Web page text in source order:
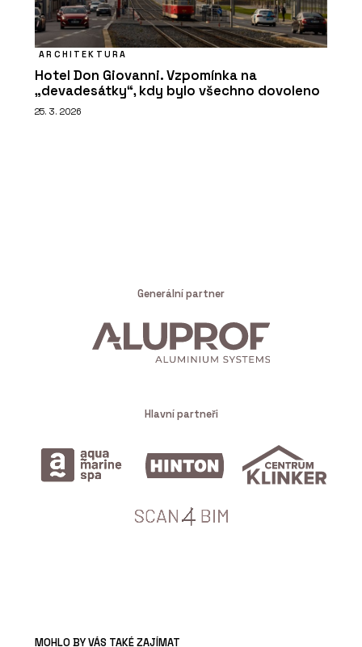
ARCHITEKTURA
Hotel Don Giovanni. Vzpomínka na
„devadesátky“, kdy bylo všechno dovoleno
25. 3. 2026
Generální partner
Hlavní partneři
MOHLO BY VÁS TAKÉ ZAJÍMAT